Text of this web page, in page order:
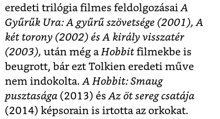
eredeti trilógia filmes feldolgozásai A
Gyűrűk Ura: A gyűrű szövetsége (2001), A
két torony (2002) és A király visszatér
(2003), után még aHobbitfilmekbe is
beugrott, bár ezt Tolkien eredeti műve
nem indokolta. A Hobbit: Smaug
pusztasága (2013) és Az öt sereg csatája
(2014) képsorain is irtotta az orkokat.